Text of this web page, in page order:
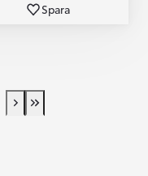
Spara
Next page
Last Page